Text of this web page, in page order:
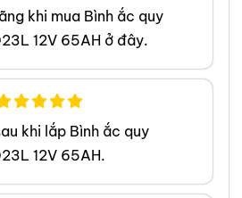
khi mua Bình ắc quy
12V 65AH ở đây.
khi lắp Bình ắc quy
12V 65AH.